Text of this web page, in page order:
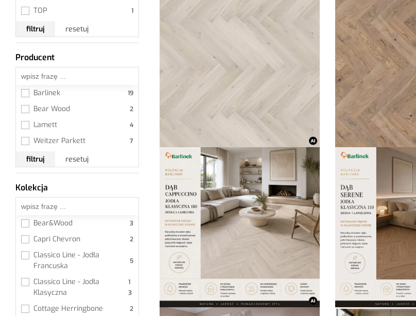
TOP
filtruj
resetuj
Producent
Barlinek
Bear Wood
Lamett
Weitzer Parkett
filtruj
resetuj
Kolekcja
Bear&Wood
Capri Chevron
Classico Line - Jodła
Francuska
Classico Line - Jodła
Klasyczna
Cottage Herringbone